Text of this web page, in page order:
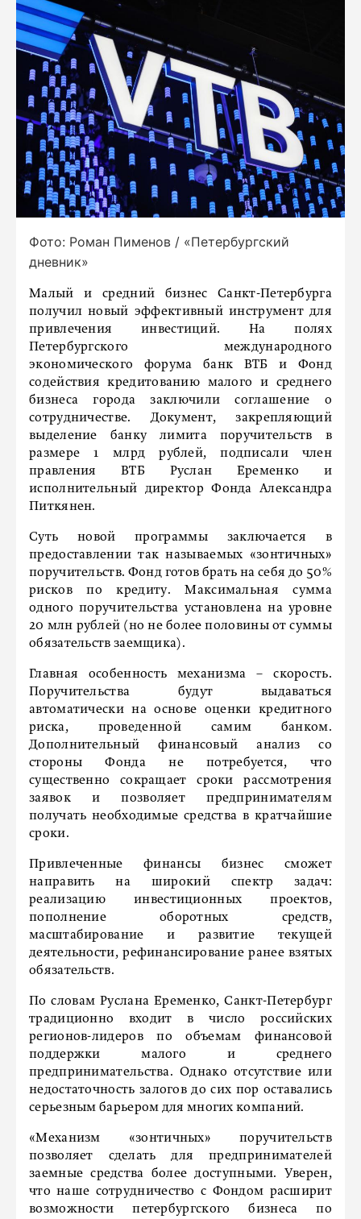
Фото: Роман Пименов / «Петербургский
дневник»
Малый и средний бизнес Санкт-Петербурга
получил новый эффективный инструмент для
привлечения инвестиций. На полях
Петербургского международного
экономического форума банк ВТБ и Фонд
содействия кредитованию малого и среднего
бизнеса города заключили соглашение о
сотрудничестве. Документ, закрепляющий
выделение банку лимита поручительств в
размере 1 млрд рублей, подписали член
правления ВТБ Руслан Еременко и
исполнительный директор Фонда Александра
Питкянен.
Суть новой программы заключается в
предоставлении так называемых «зонтичных»
поручительств. Фонд готов брать на себя до 50%
рисков по кредиту. Максимальная сумма
одного поручительства установлена на уровне
20 млн рублей (но не более половины от суммы
обязательств заемщика).
Главная особенность механизма – скорость.
Поручительства будут выдаваться
автоматически на основе оценки кредитного
риска, проведенной самим банком.
Дополнительный финансовый анализ со
стороны Фонда не потребуется, что
существенно сокращает сроки рассмотрения
заявок и позволяет предпринимателям
получать необходимые средства в кратчайшие
сроки.
Привлеченные финансы бизнес сможет
направить на широкий спектр задач:
реализацию инвестиционных проектов,
пополнение оборотных средств,
масштабирование и развитие текущей
деятельности, рефинансирование ранее взятых
обязательств.
По словам Руслана Еременко, Санкт-Петербург
традиционно входит в число российских
регионов-лидеров по объемам финансовой
поддержки малого и среднего
предпринимательства. Однако отсутствие или
недостаточность залогов до сих пор оставались
серьезным барьером для многих компаний.
«Механизм «зонтичных» поручительств
позволяет сделать для предпринимателей
заемные средства более доступными. Уверен,
что наше сотрудничество с Фондом расширит
возможности петербургского бизнеса по